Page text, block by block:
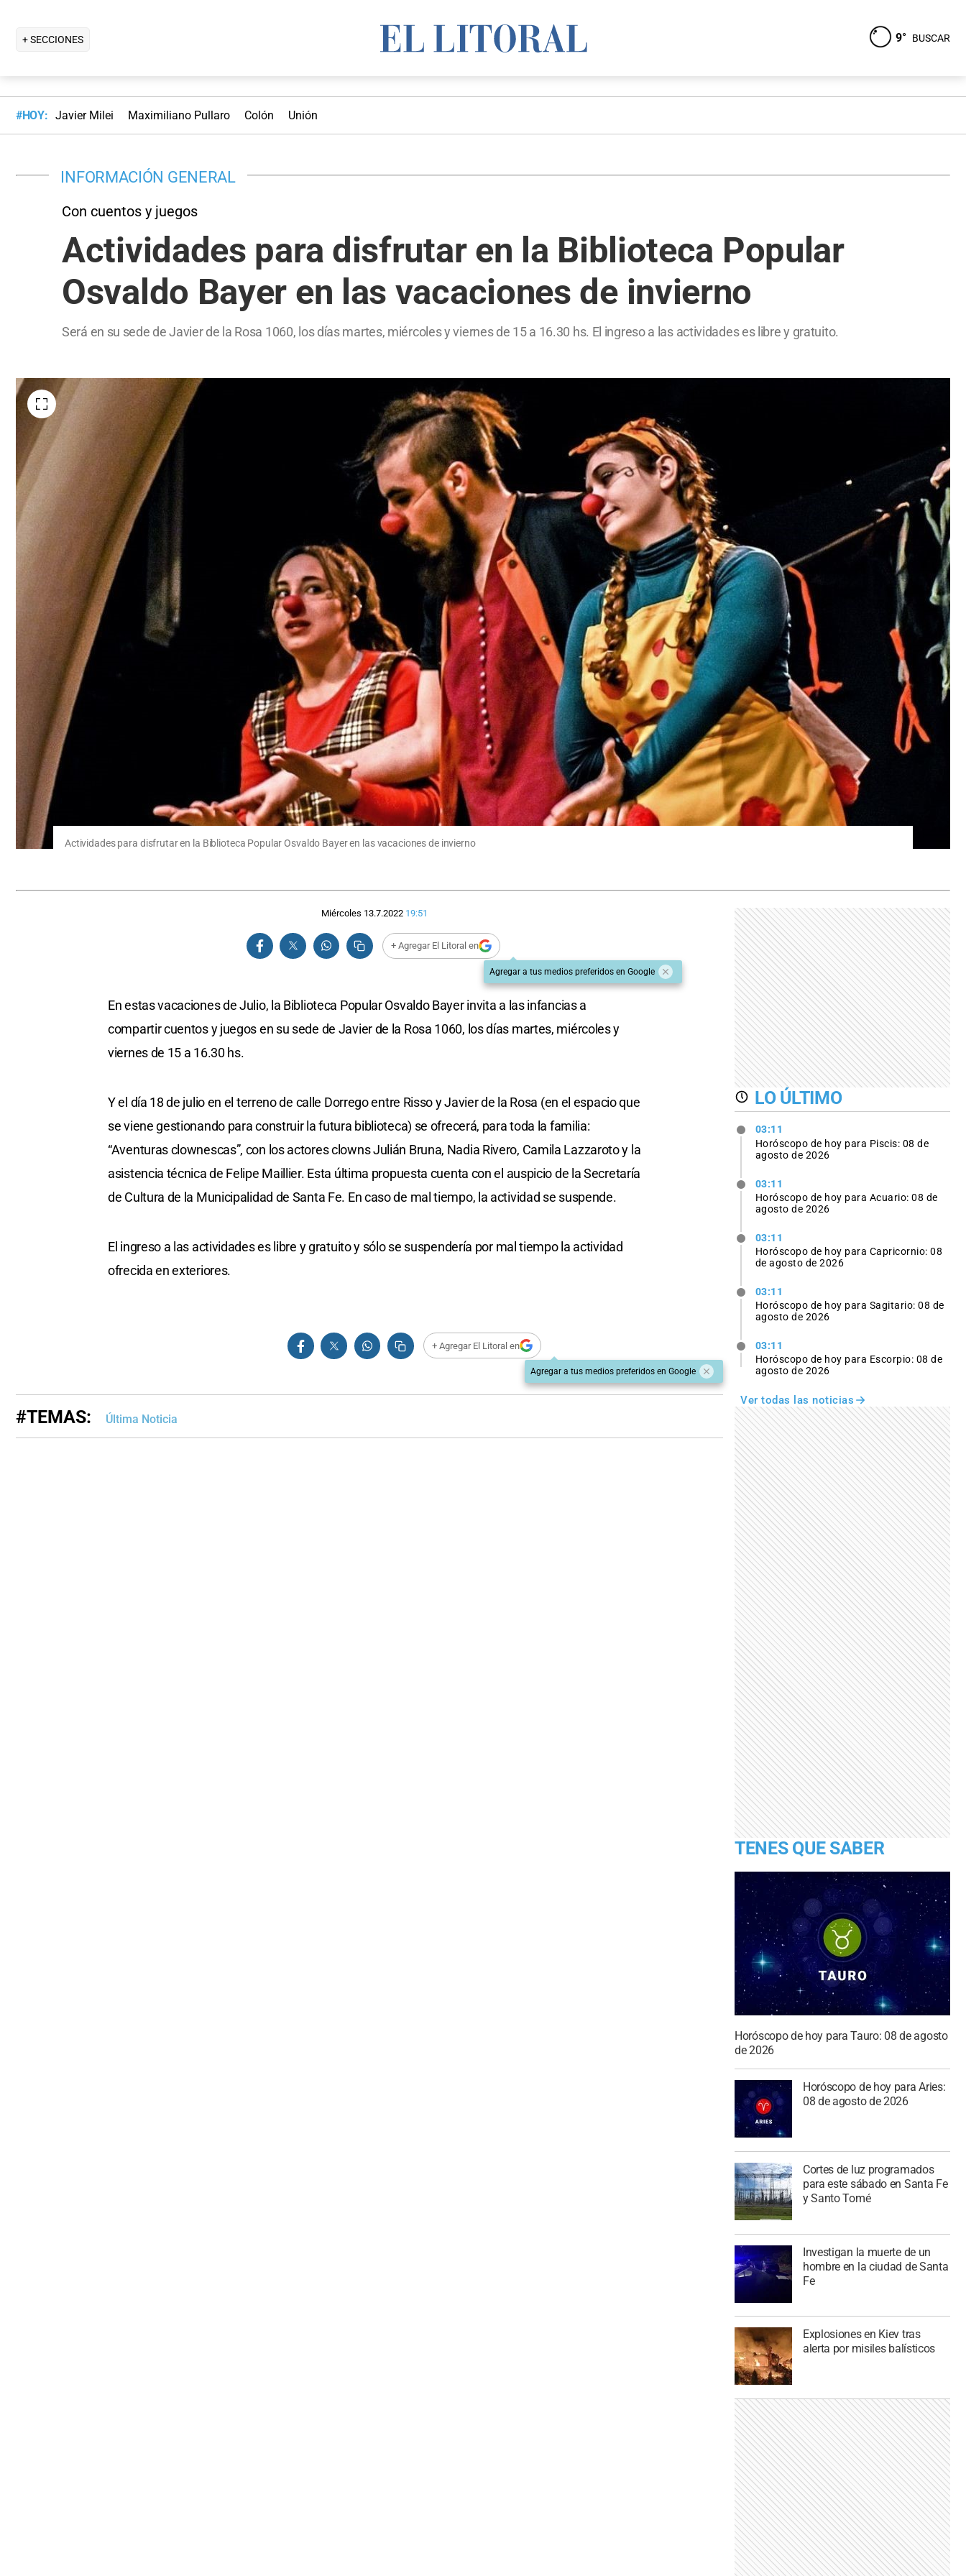
+ SECCIONES 9° BUSCAR
#HOY: Javier Milei Maximiliano Pullaro Colón Unión
INFORMACIÓN GENERAL
Con cuentos y juegos
Actividades para disfrutar en la Biblioteca Popular
Osvaldo Bayer en las vacaciones de invierno
Será en su sede de Javier de la Rosa 1060, los días martes, miércoles y viernes de 15 a 16.30 hs. El ingreso a las actividades es libre y gratuito.
Actividades para disfrutar en la Biblioteca Popular Osvaldo Bayer en las vacaciones de invierno
Miércoles 13.7.2022 19:51
+ Agregar El Litoral en
Agregar a tus medios preferidos en Google
En estas vacaciones de Julio, la Biblioteca Popular Osvaldo Bayer invita a las infancias a
compartir cuentos y juegos en su sede de Javier de la Rosa 1060, los días martes, miércoles y
viernes de 15 a 16.30 hs.
Y el día 18 de julio en el terreno de calle Dorrego entre Risso y Javier de la Rosa (en el espacio que
se viene gestionando para construir la futura biblioteca) se ofrecerá, para toda la familia:
“Aventuras clownescas”, con los actores clowns Julián Bruna, Nadia Rivero, Camila Lazzaroto y la
asistencia técnica de Felipe Maillier. Esta última propuesta cuenta con el auspicio de la Secretaría
de Cultura de la Municipalidad de Santa Fe. En caso de mal tiempo, la actividad se suspende.
El ingreso a las actividades es libre y gratuito y sólo se suspendería por mal tiempo la actividad
ofrecida en exteriores.
+ Agregar El Litoral en
Agregar a tus medios preferidos en Google
#TEMAS: Última Noticia
LO ÚLTIMO
03:11
Horóscopo de hoy para Piscis: 08 de
agosto de 2026
03:11
Horóscopo de hoy para Acuario: 08 de
agosto de 2026
03:11
Horóscopo de hoy para Capricornio: 08
de agosto de 2026
03:11
Horóscopo de hoy para Sagitario: 08 de
agosto de 2026
03:11
Horóscopo de hoy para Escorpio: 08 de
agosto de 2026
Ver todas las noticias
TENES QUE SABER
Horóscopo de hoy para Tauro: 08 de agosto
de 2026
Horóscopo de hoy para Aries:
08 de agosto de 2026
Cortes de luz programados
para este sábado en Santa Fe
y Santo Tomé
Investigan la muerte de un
hombre en la ciudad de Santa
Fe
Explosiones en Kiev tras
alerta por misiles balísticos